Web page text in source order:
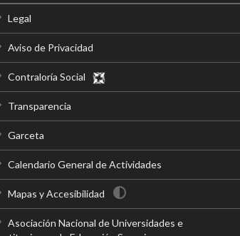
Legal
Aviso de Privacidad
Contraloría Social
Transparencia
Garceta
Calendario General de Actividades
Mapas y Accesibilidad
Asociación Nacional de Universidades e